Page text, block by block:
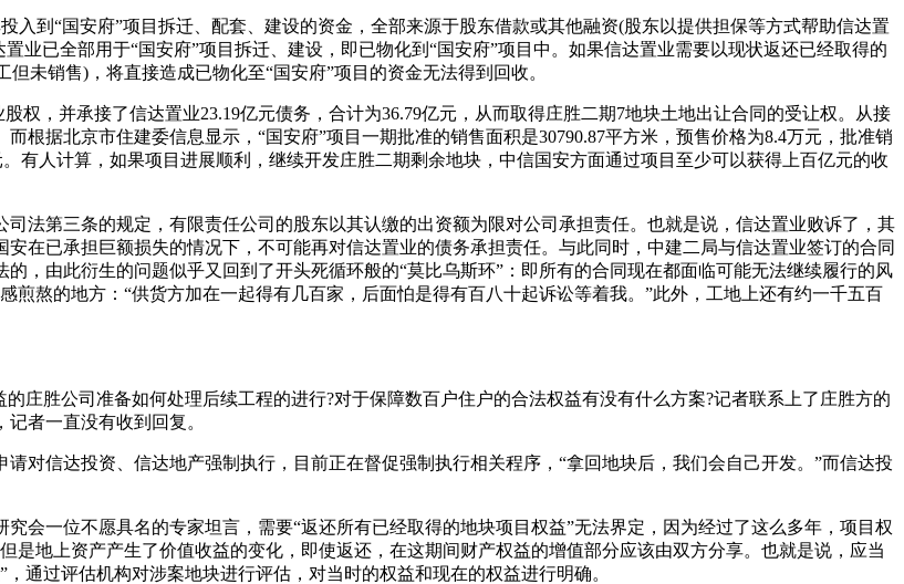
到“国安府”项目拆迁、配套、建设的资金，全部来源于股东借款或其他融资(股东以提供担保等方式帮助信达置
业已全部用于“国安府”项目拆迁、建设，即已物化到“国安府”项目中。如果信达置业需要以现状返还已经取得的
未销售)，将直接造成已物化至“国安府”项目的资金无法得到回收。
，并承接了信达置业23.19亿元债务，合计为36.79亿元，从而取得庄胜二期7地块土地出让合同的受让权。从接
根据北京市住建委信息显示，“国安府”项目一期批准的销售面积是30790.87平方米，预售价格为8.4万元，批准销
有人计算，如果项目进展顺利，继续开发庄胜二期剩余地块，中信国安方面通过项目至少可以获得上百亿元的收
第三条的规定，有限责任公司的股东以其认缴的出资额为限对公司承担责任。也就是说，信达置业败诉了，其
在已承担巨额损失的情况下，不可能再对信达置业的债务承担责任。与此同时，中建二局与信达置业签订的合同
，由此衍生的问题似乎又回到了开头死循环般的“莫比乌斯环”：即所有的合同现在都面临可能无法继续履行的风
煎熬的地方：“供货方加在一起得有几百家，后面怕是得有百八十起诉讼等着我。”此外，工地上还有约一千五百
胜公司准备如何处理后续工程的进行?对于保障数百户住户的合法权益有没有什么方案?记者联系上了庄胜方的
者一直没有收到回复。
信达投资、信达地产强制执行，目前正在督促强制执行相关程序，“拿回地块后，我们会自己开发。”而信达投
一位不愿具名的专家坦言，需要“返还所有已经取得的地块项目权益”无法界定，因为经过了这么多年，项目权
是地上资产产生了价值收益的变化，即使返还，在这期间财产权益的增值部分应该由双方分享。也就是说，应当
通过评估机构对涉案地块进行评估，对当时的权益和现在的权益进行明确。